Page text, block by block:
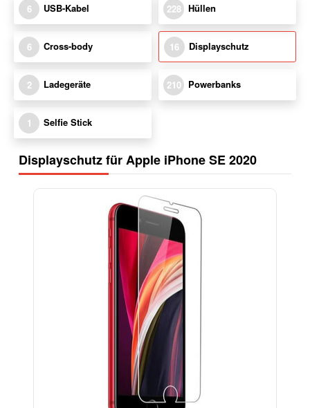
6 USB-Kabel 228 Hüllen
6 Cross-body 16 Displayschutz
2 Ladegeräte 210 Powerbanks
1 Selfie Stick
Displayschutz für Apple iPhone SE 2020